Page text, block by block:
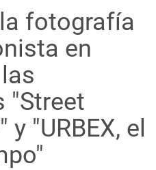
fotografía
en
"Street
"URBEX, el